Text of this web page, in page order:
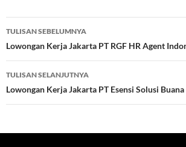
Navigasi
Tulisan
TULISAN SEBELUMNYA
Lowongan Kerja Jakarta PT RGF HR Agent
TULISAN SELANJUTNYA
Lowongan Kerja Jakarta PT Esensi Solusi